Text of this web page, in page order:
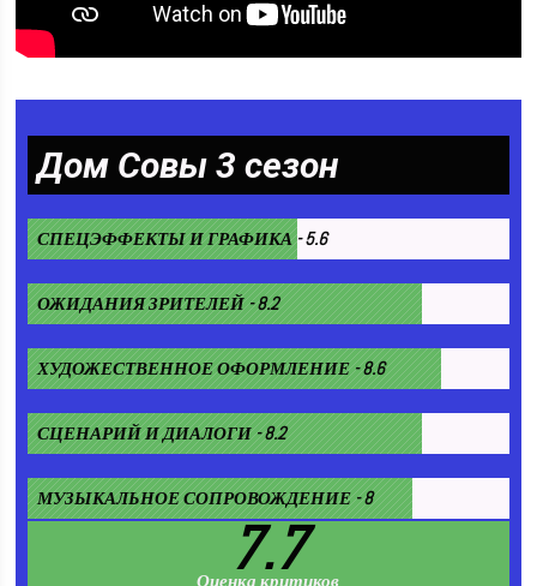
Дом Совы 3 сезон
СПЕЦЭФФЕКТЫ И ГРАФИКА - 5.6
ОЖИДАНИЯ ЗРИТЕЛЕЙ - 8.2
ХУДОЖЕСТВЕННОЕ ОФОРМЛЕНИЕ - 8.6
СЦЕНАРИЙ И ДИАЛОГИ - 8.2
МУЗЫКАЛЬНОЕ СОПРОВОЖДЕНИЕ - 8
7.7
Оценка критиков